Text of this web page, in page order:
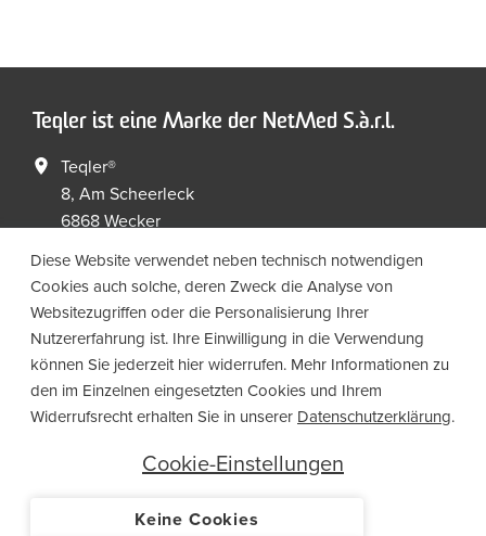
Teqler ist eine Marke der NetMed S.à.r.l.
Teqler®
8, Am Scheerleck
6868 Wecker
Luxembourg
+352 267149 09
+352 267149 19
info@netmed.lu
Social Media
Diese Website verwendet neben technisch notwendigen
Cookies auch solche, deren Zweck die Analyse von
Websitezugriffen oder die Personalisierung Ihrer
Nutzererfahrung ist. Ihre Einwilligung in die Verwendung
können Sie jederzeit hier widerrufen. Mehr Informationen zu
den im Einzelnen eingesetzten Cookies und Ihrem
Widerrufsrecht erhalten Sie in unserer Datenschutzerklärung.
Cookie-Einstellungen
Keine Cookies